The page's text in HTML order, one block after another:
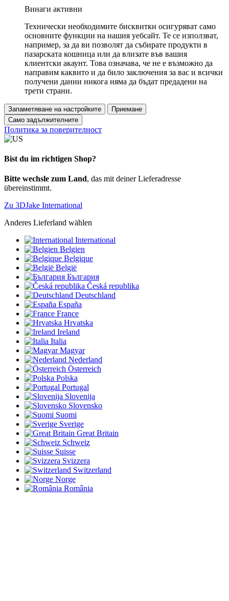
Винаги активни
Технически необходимите бисквитки осигуряват само
основните функции на нашия уебсайт. Те се използват,
например, за да ви позволят да събирате продукти в
пазарската кошница или да влизате във вашия
клиентски акаунт. Това означава, че не е възможно да
направим каквито и да било заключения за вас и всички
получени данни никога няма да бъдат предадени на
трети страни.
Запаметяване на настройките
Приемане
Само задължителните
Политика за поверителност
Bist du im richtigen Shop?
Bitte wechsle zum Land, das mit deiner Lieferadresse
übereinstimmt.
Zu 3DJake International
Anderes Lieferland wählen
International
Belgien
Belgique
België
България
Česká republika
Deutschland
España
France
Hrvatska
Ireland
Italia
Magyar
Nederland
Österreich
Polska
Portugal
Slovenija
Slovensko
Suomi
Sverige
Great Britain
Schweiz
Suisse
Svizzera
Switzerland
Norge
România